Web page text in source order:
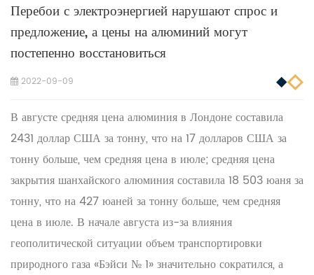
Перебои с электроэнергией нарушают спрос и
предложение, а цены на алюминий могут
постепенно восстановиться
2022-09-09
В августе средняя цена алюминия в Лондоне составила
2431 доллар США за тонну, что на 17 долларов США за
тонну больше, чем средняя цена в июле; средняя цена
закрытия шанхайского алюминия составила 18 503 юаня за
тонну, что на 427 юаней за тонну больше, чем средняя
цена в июле. В начале августа из-за влияния
геополитической ситуации объем транспортировки
природного газа «Бэйси № 1» значительно сократился, а